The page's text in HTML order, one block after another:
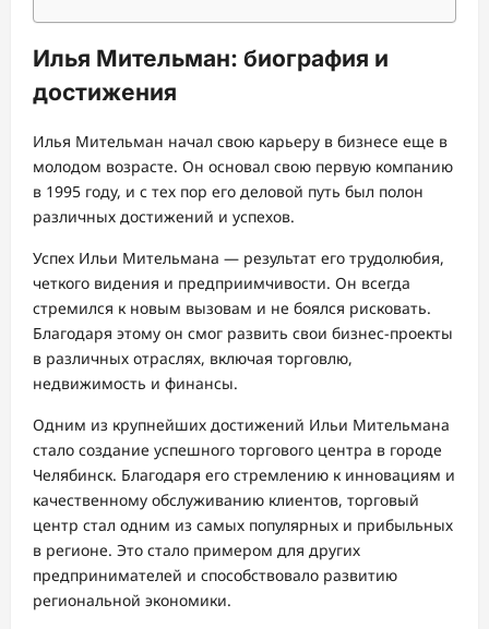
Илья Мительман: биография и
достижения
Илья Мительман начал свою карьеру в бизнесе еще в
молодом возрасте. Он основал свою первую компанию
в 1995 году, и с тех пор его деловой путь был полон
различных достижений и успехов.
Успех Ильи Мительмана — результат его трудолюбия,
четкого видения и предприимчивости. Он всегда
стремился к новым вызовам и не боялся рисковать.
Благодаря этому он смог развить свои бизнес-проекты
в различных отраслях, включая торговлю,
недвижимость и финансы.
Одним из крупнейших достижений Ильи Мительмана
стало создание успешного торгового центра в городе
Челябинск. Благодаря его стремлению к инновациям и
качественному обслуживанию клиентов, торговый
центр стал одним из самых популярных и прибыльных
в регионе. Это стало примером для других
предпринимателей и способствовало развитию
региональной экономики.